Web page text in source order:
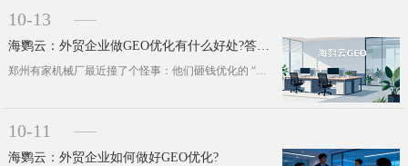
10-13
海鹦云：外贸企业做GEO优化有什么好处?答案藏在这份AI搜索变革的生存指南里
郑州有家机械厂最近撞了个怪事：他们砸钱优化的 “郑州机床” 关键词，在 AI 搜索里连个影都摸不着。可别觉得这只是一家企业的麻···
10-11
海鹦云：外贸企业如何做好GEO优化?